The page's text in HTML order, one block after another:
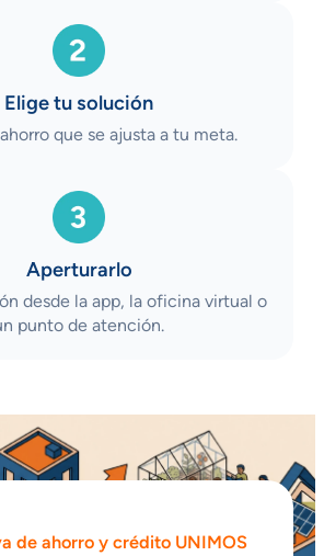
Elige tu solución
que se ajusta a tu meta.
Aperturarlo
desde la app, la oficina virtual o
punto de atención.
de ahorro y crédito UNIMOS